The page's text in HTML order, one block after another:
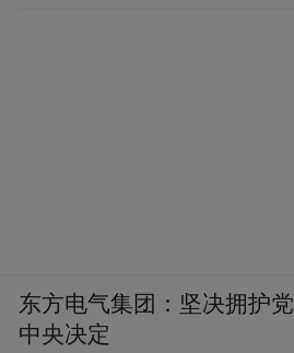
东方电气集团：坚决拥护党
中央决定